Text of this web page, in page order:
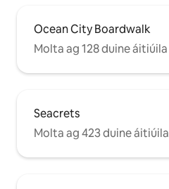
Ocean City Boardwalk
Molta ag 128 duine áitiúila
Seacrets
Molta ag 423 duine áitiúila